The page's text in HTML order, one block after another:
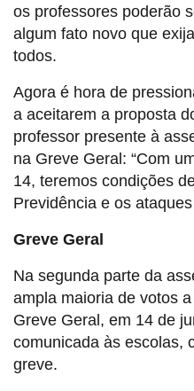
os professores poderão
algum fato novo que
todos.
Agora é hora de
a aceitarem a proposta
professor presente à
na Greve Geral: “Com
14, teremos condições
Previdência e os
Greve Geral
Na segunda parte da
ampla maioria de votos
Greve Geral, em 14 de
comunicada às escolas,
greve.